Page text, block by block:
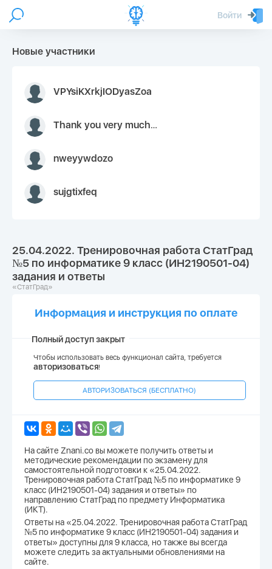
Войти
Новые участники
VPYsiKXrkjIODyasZoa
Thank you very much for your inquiry We appreciate you 9126052 https://youtube.com faceapple !
nweyywdozo
sujgtixfeq
25.04.2022. Тренировочная работа СтатГрад
№5 по информатике 9 класс (ИН2190501-04)
задания и ответы
«СтатГрад»
Информация и инструкция по оплате
Полный доступ закрыт
Чтобы использовать весь функционал сайта, требуется
авторизоваться!
АВТОРИЗОВАТЬСЯ (БЕСПЛАТНО)
На сайте Znani.co вы можете получить ответы и
методические рекомендации по экзамену для
самостоятельной подготовки к «25.04.2022.
Тренировочная работа СтатГрад №5 по информатике 9
класс (ИН2190501-04) задания и ответы» по
направлению СтатГрад по предмету Информатика
(ИКТ).
Ответы на «25.04.2022. Тренировочная работа СтатГрад
№5 по информатике 9 класс (ИН2190501-04) задания и
ответы» доступны для 9 класса, но также вы всегда
можете следить за актуальными обновлениями на
сайте.